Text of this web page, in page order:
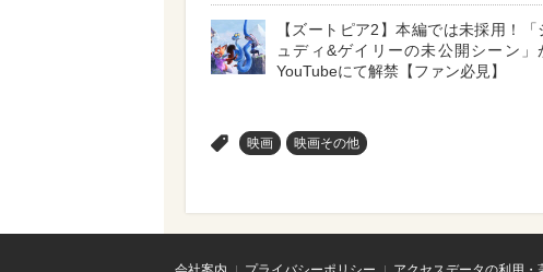
【ズートピア2】本編では未採用！「
ュディ&ゲイリーの未公開シーン」
YouTubeにて解禁【ファン必見】
映画 映画その他